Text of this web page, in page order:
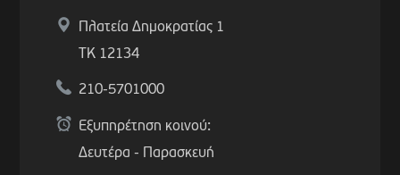
Πλατεία Δημοκρατίας 1
ΤΚ 12134
210-5701000
Εξυπηρέτηση κοινού:
Δευτέρα - Παρασκευή